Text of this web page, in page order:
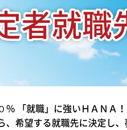
者就職
％ 「就職」に強いＨＡＮＡ！
、希望する就職先に決定し